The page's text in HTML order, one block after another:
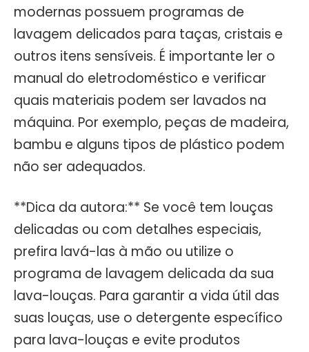
modernas possuem programas de
lavagem delicados para taças, cristais e
outros itens sensíveis. É importante ler o
manual do eletrodoméstico e verificar
quais materiais podem ser lavados na
máquina. Por exemplo, peças de madeira,
bambu e alguns tipos de plástico podem
não ser adequados.
**Dica da autora:** Se você tem louças
delicadas ou com detalhes especiais,
prefira lavá-las à mão ou utilize o
programa de lavagem delicada da sua
lava-louças. Para garantir a vida útil das
suas louças, use o detergente específico
para lava-louças e evite produtos